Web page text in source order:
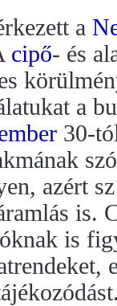
a
cipő- és
a
30-
azért
is.
is